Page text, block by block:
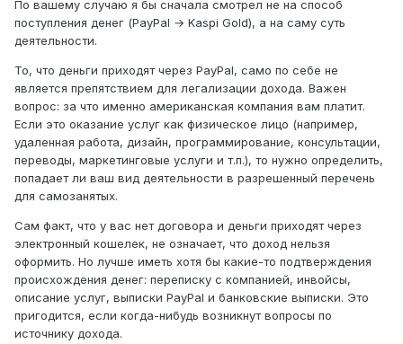
По вашему случаю я бы сначала смотрел не на способ
поступления денег (PayPal → Kaspi Gold), а на саму суть
деятельности.
То, что деньги приходят через PayPal, само по себе не
является препятствием для легализации дохода. Важен
вопрос: за что именно американская компания вам платит.
Если это оказание услуг как физическое лицо (например,
удаленная работа, дизайн, программирование, консультации,
переводы, маркетинговые услуги и т.п.), то нужно определить,
попадает ли ваш вид деятельности в разрешенный перечень
для самозанятых.
Сам факт, что у вас нет договора и деньги приходят через
электронный кошелек, не означает, что доход нельзя
оформить. Но лучше иметь хотя бы какие-то подтверждения
происхождения денег: переписку с компанией, инвойсы,
описание услуг, выписки PayPal и банковские выписки. Это
пригодится, если когда-нибудь возникнут вопросы по
источнику дохода.